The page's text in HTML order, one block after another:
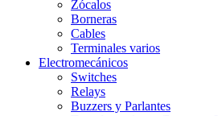
Zócalos
Borneras
Cables
Terminales varios
Electromecánicos
Switches
Relays
Buzzers y Parlantes